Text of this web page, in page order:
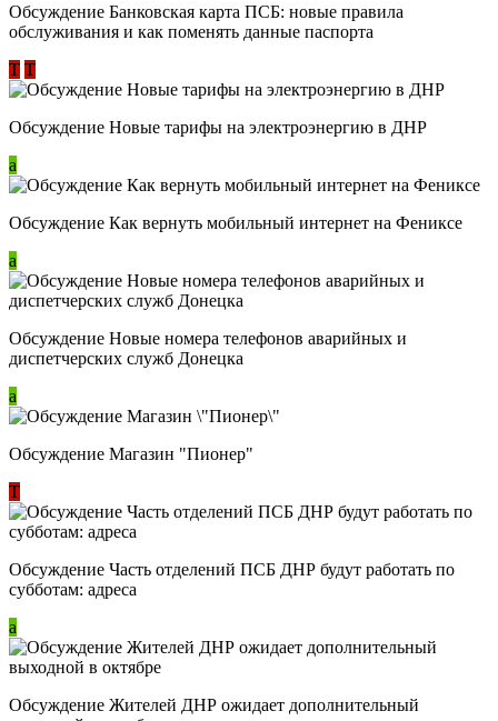
Обсуждение ​Банковская карта ПСБ: новые правила
обслуживания и как поменять данные паспорта
Т Т
Обсуждение Новые тарифы на электроэнергию в ДНР
a
Обсуждение Как вернуть мобильный интернет на Фениксе
a
Обсуждение Новые номера телефонов аварийных и
диспетчерских служб Донецка
a
Обсуждение Магазин "Пионер"
Т
Обсуждение Часть отделений ПСБ ДНР будут работать по
субботам: адреса
a
Обсуждение Жителей ДНР ожидает дополнительный